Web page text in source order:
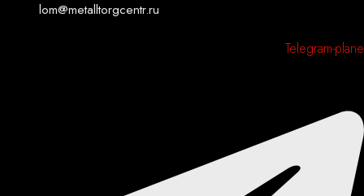
lom@metalltorgcentr.ru
Telegram-plane